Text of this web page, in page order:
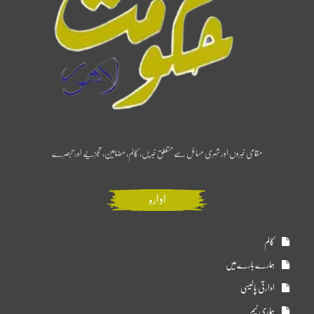
مقامی خبروں اور شہری مسائل سے متعلق خبریں، کالم، مضامین، تجزیے اور تبصرے
ادارہ
کالم
ہمارے بارے میں
ادارتی پالیسی
ہماری ٹیم